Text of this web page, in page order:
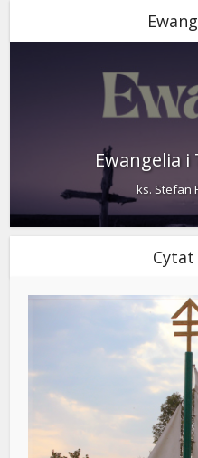
Ewangelia i
ks. Stefan
Cytat